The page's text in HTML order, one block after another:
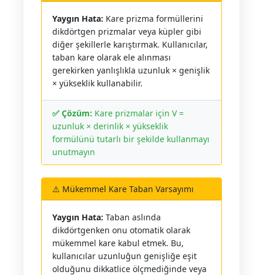
Yaygın Hata: Kare prizma formüllerini
dikdörtgen prizmalar veya küpler gibi
diğer şekillerle karıştırmak. Kullanıcılar,
taban kare olarak ele alınması
gerekirken yanlışlıkla uzunluk × genişlik
× yükseklik kullanabilir.
✅ Çözüm: Kare prizmalar için V =
uzunluk × derinlik × yükseklik
formülünü tutarlı bir şekilde kullanmayı
unutmayın
⚠️ Mükemmel Kare Taban Varsayımı
Yaygın Hata: Taban aslında
dikdörtgenken onu otomatik olarak
mükemmel kare kabul etmek. Bu,
kullanıcılar uzunluğun genişliğe eşit
olduğunu dikkatlice ölçmediğinde veya